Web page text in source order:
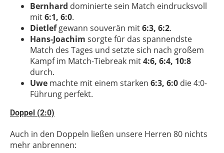
Bernhard dominierte sein Match eindrucksvoll
mit6:1, 6:0.
Dietlefgewann souverän mit6:3, 6:2.
Hans-Joachim sorgte für das spannendste
Match des Tages und setzte sich nach großem
Kampf im Match-Tiebreak mit4:6, 6:4, 10:8
durch.
Uwe machte mit einem starken 6:3, 6:0 die 4:0-
Führung perfekt.
Doppel (2:0)
Auch in den Doppeln ließen unsere Herren 80 nichts
mehr anbrennen: